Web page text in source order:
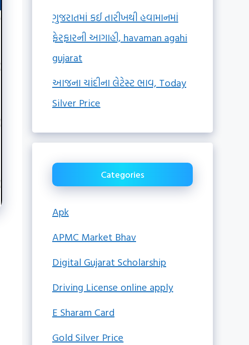
ગુજરાતમાં કઈ તારીખથી હવામાનમાં
ફેરફારની આગાહી, havaman agahi
gujarat
આજના ચાંદીના લેટેસ્ટ ભાવ, Today
Silver Price
Categories
Apk
APMC Market Bhav
Digital Gujarat Scholarship
Driving License online apply
E Sharam Card
Gold Silver Price